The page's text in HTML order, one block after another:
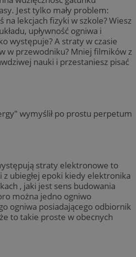
Jest tylko mały problem:
na lekcjach fizyki w szkole? Wiesz
upływność ogniwa i
występuje? A straty w czasie
w przewodniku? Mniej filmików z
nauki i przestaniesz pisać
wymyślił po prostu perpetum
straty elektronowe to
ubiegłej epoki kiedy elektronika
, jaki jest sens budowania
można jedno ogniwo
ogniwa posiadającego odbiornik
to takie proste w obecnych